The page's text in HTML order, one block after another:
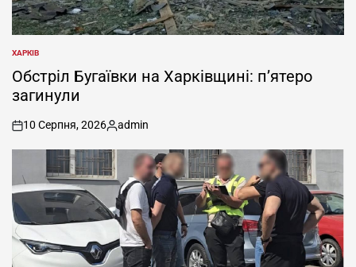
ОПУБЛІКУВАТИ
У
ХАРКІВ
Обстріл Бугаївки на Харківщині: п’ятеро
загинули
on
10 Серпня, 2026
Опубліковано
admin